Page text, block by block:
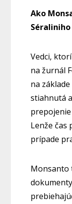
Ako
Vedci,
na žurnál
na
stiahnutá
Lenže čas
prípade
Monsanto